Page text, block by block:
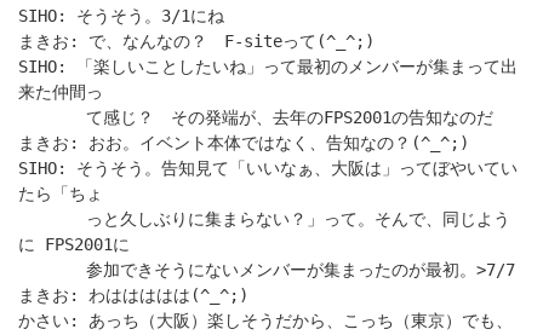
SIHO: そうそう。3/1にね
まきお: で、なんなの？ F-siteって(^_^;)
SIHO: 「楽しいことしたいね」って最初のメンバーが集まって出
来た仲間っ
て感じ？ その発端が、去年のFPS2001の告知なのだ
まきお: おお。イベント本体ではなく、告知なの？(^_^;)
SIHO: そうそう。告知見て「いいなぁ、大阪は」ってぼやいてい
たら「ちょ
っと久しぶりに集まらない？」って。そんで、同じよう
に FPS2001に
参加できそうにないメンバーが集まったのが最初。>7/7
まきお: わははははは(^_^;)
かさい: あっち（大阪）楽しそうだから、こっち（東京）でも、